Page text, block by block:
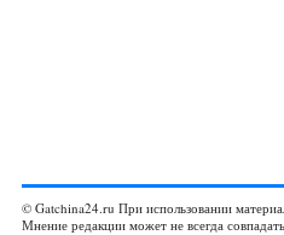
© Gatchina24.ru При использовании
Мнение редакции может не всегда